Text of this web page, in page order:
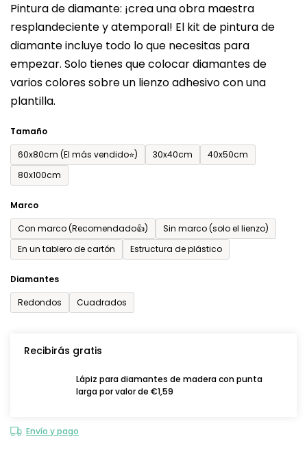
Pintura de diamante: ¡crea una obra maestra
resplandeciente y atemporal! El kit de pintura de
diamante incluye todo lo que necesitas para
empezar. Solo tienes que colocar diamantes de
varios colores sobre un lienzo adhesivo con una
plantilla.
Tamaño
60x80cm (El más vendido⭐)
30x40cm
40x50cm
80x100cm
Marco
Con marco (Recomendado👍)
Sin marco (solo el lienzo)
En un tablero de cartón
Estructura de plástico
Diamantes
Redondos
Cuadrados
Recibirás gratis
Lápiz para diamantes de madera con punta
larga por valor de €1,59
Envío y pago
producto
es
de
0,0
sobre
5